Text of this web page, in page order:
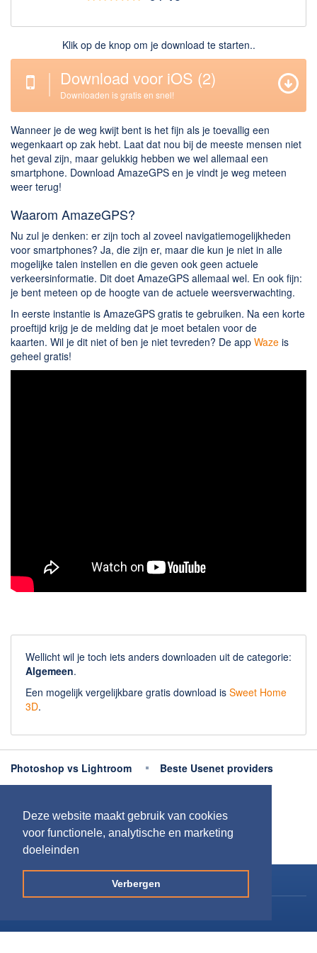
Deze website maakt gebruik van cookies
voor functionele, analytische en marketing
doeleinden
Verbergen
Downloaden
BitTorrent Clients
Nieuwslezers (Downloaden via usenet)
Onderhoud & Veiligheid
Computer opschonen
Veilig online
Productiviteit
Planning en organisatie
Tekst en Administratie
Overige
Algemeen
Chatten en bellen
Dating apps
Parkeer apps
Klik op de knop om je download te starten..
Download voor iOS (2)
Downloaden is gratis en snel!
Wanneer je de weg kwijt bent is het fijn als je toevallig een
wegenkaart op zak hebt. Laat dat nou bij de meeste mensen niet
het geval zijn, maar gelukkig hebben we wel allemaal een
smartphone. Download AmazeGPS en je vindt je weg meteen
weer terug!
Waarom AmazeGPS?
Nu zul je denken: er zijn toch al zoveel navigatiemogelijkheden
voor smartphones? Ja, die zijn er, maar die kun je niet in alle
mogelijke talen instellen en die geven ook geen actuele
verkeersinformatie. Dit doet AmazeGPS allemaal wel. En ook fijn:
je bent meteen op de hoogte van de actuele weersverwachting.
In eerste instantie is AmazeGPS gratis te gebruiken. Na een korte
proeftijd krijg je de melding dat je moet betalen voor de
kaarten. Wil je dit niet of ben je niet tevreden? De app Waze is
geheel gratis!
Wellicht wil je toch iets anders downloaden uit de categorie:
Algemeen.
Een mogelijk vergelijkbare gratis download is Sweet Home
3D.
Photoshop vs Lightroom
Beste Usenet providers
Meer uitleg
Copyright 2026